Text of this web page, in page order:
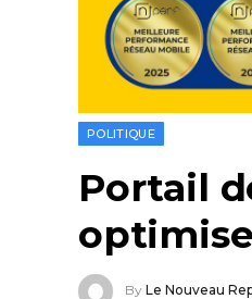
POLITIQUE
Portail
By Le Nouveau